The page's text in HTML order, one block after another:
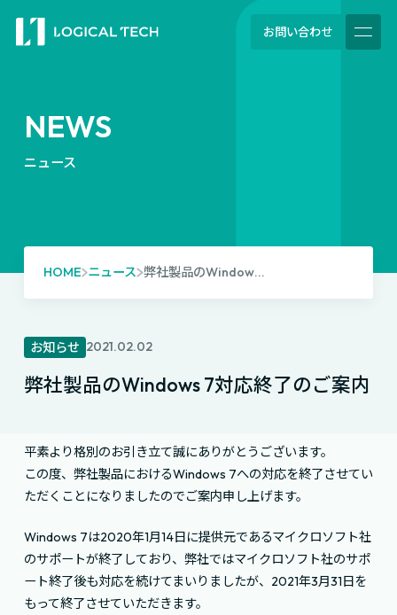
お問い合わせ
NEWS
ニュース
HOME ニュース 弊社製品のWindow...
お知らせ 2021.02.02
弊社製品のWindows 7対応終了のご案内
平素より格別のお引き立て誠にありがとうございます。
この度、弊社製品におけるWindows 7への対応を終了させてい
ただくことになりましたのでご案内申し上げます。
Windows 7は2020年1月14日に提供元であるマイクロソフト社
のサポートが終了しており、弊社ではマイクロソフト社のサポ
ート終了後も対応を続けてまいりましたが、2021年3月31日を
もって終了させていただきます。